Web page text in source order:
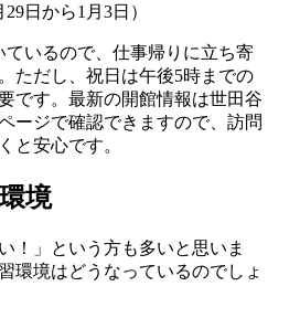
日から1月3日）
ているので、仕事帰りに立ち寄
ただし、祝日は午後5時までの
です。最新の開館情報は世田谷
ージで確認できますので、訪問
と安心です。
境
！」という方も多いと思いま
環境はどうなっているのでしょ